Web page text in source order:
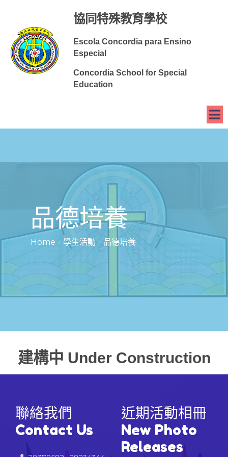
協同特殊教育學校
Escola Concordia para Ensino
Especial
Concordia School for Special
Education
品德培養
Home » 學生活動 » 品德培養
建構中 Under Construction
聯絡我們
Contact Us
近期活動相冊
New Photo
Releases